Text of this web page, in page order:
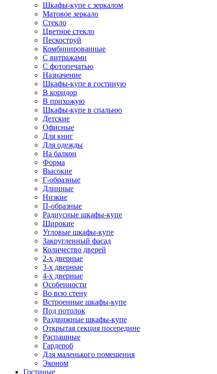
Шкафы-купе с зеркалом
Матовое зеркало
Стекло
Цветное стекло
Пескоструй
Комбинированные
С витражами
С фотопечатью
Назначение
Шкафы-купе в гостиную
В коридор
В прихожую
Шкафы-купе в спальню
Детские
Офисные
Для книг
Для одежды
На балкон
Форма
Высокие
Г-образные
Длинные
Низкие
П-образные
Радиусные шкафы-купе
Широкие
Угловые шкафы-купе
Закругленный фасад
Количество дверей
2-х дверные
3-х дверные
4-х дверные
Особенности
Во всю стену
Встроенные шкафы-купе
Под потолок
Раздвижные шкафы-купе
Открытая секция посередине
Распашные
Гардероб
Для маленького помещения
Эконом
Гостиные